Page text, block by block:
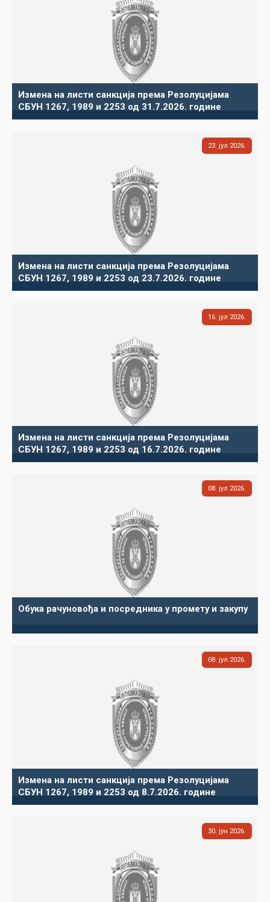
Измена на листи санкција према Резолуцијама
СБУН 1267, 1989 и 2253 од 31.7.2026. године
23 јул 2026
Измена на листи санкција према Резолуцијама
СБУН 1267, 1989 и 2253 од 23.7.2026. године
16 јул 2026
Измена на листи санкција према Резолуцијама
СБУН 1267, 1989 и 2253 од 16.7.2026. године
08 јул 2026
Обука рачуновођа и посредника у промету и закупу
08 јул 2026
Измена на листи санкција према Резолуцијама
СБУН 1267, 1989 и 2253 од 8.7.2026. године
30 јун 2026